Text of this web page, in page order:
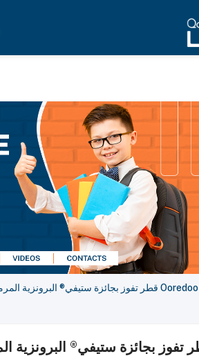
Ooredoo قطر تفوز بجائزة ستيفي® البرونزية المرموقة لعام 2025 في قطاع الاتصالات